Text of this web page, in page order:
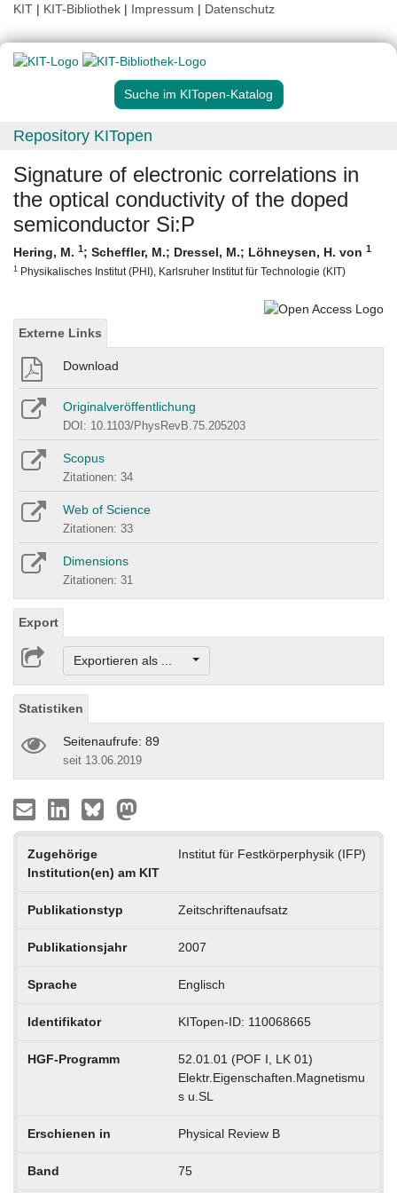
KIT | KIT-Bibliothek | Impressum | Datenschutz
Suche im KITopen-Katalog
Repository KITopen
Signature of electronic correlations in
the optical conductivity of the doped
semiconductor Si:P
Hering, M. 1; Scheffler, M.; Dressel, M.; Löhneysen, H. von 1
1 Physikalisches Institut (PHI), Karlsruher Institut für Technologie (KIT)
Externe Links
Download
Originalveröffentlichung
DOI: 10.1103/PhysRevB.75.205203
Scopus
Zitationen: 34
Web of Science
Zitationen: 33
Dimensions
Zitationen: 31
Export
Exportieren als ...
Statistiken
Seitenaufrufe: 89
seit 13.06.2019
Zugehörige
Institution(en) am KIT
Institut für Festkörperphysik (IFP)
Publikationstyp Zeitschriftenaufsatz
Publikationsjahr 2007
Sprache Englisch
Identifikator KITopen-ID: 110068665
HGF-Programm
52.01.01 (POF I, LK 01)
Elektr.Eigenschaften.Magnetismu
s u.SL
Erschienen in Physical Review B
Band 75